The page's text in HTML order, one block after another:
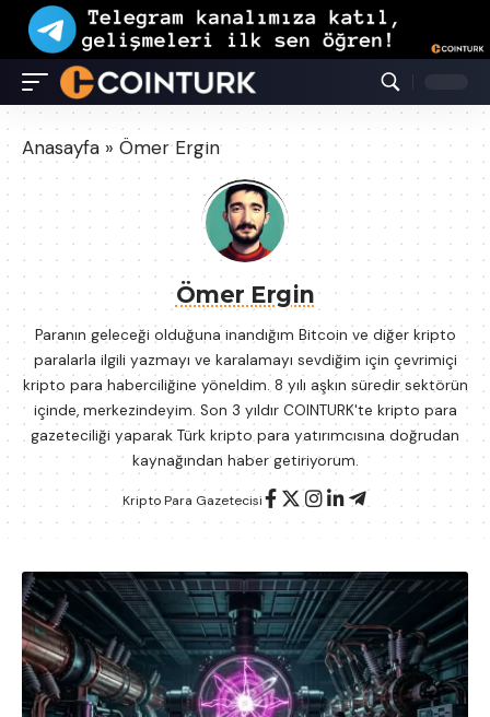
Yazar: Ömer Ergin
Anasayfa » Ömer Ergin
Ömer Ergin
Paranın geleceği olduğuna inandığım Bitcoin ve diğer kripto
paralarla ilgili yazmayı ve karalamayı sevdiğim için çevrimiçi
kripto para haberciliğine yöneldim. 8 yılı aşkın süredir sektörün
içinde, merkezindeyim. Son 3 yıldır COINTURK'te kripto para
gazeteciliği yaparak Türk kripto para yatırımcısına doğrudan
kaynağından haber getiriyorum.
Kripto Para Gazetecisi